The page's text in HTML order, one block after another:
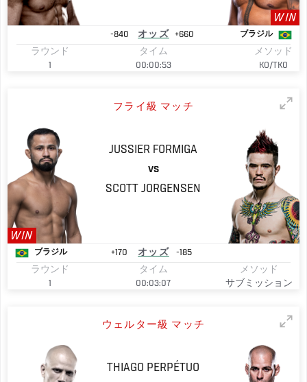
WIN
-840 オッズ +660 ブラジル
ラウンド
1
タイム
00:00:53
メソッド
KO/TKO
フライ級 マッチ
WIN
JUSSIER FORMIGA
VS
SCOTT JORGENSEN
ブラジル +170 オッズ
-185
ラウンド
1
タイム
00:03:07
メソッド
サブミッション
ウェルター級 マッチ
THIAGO PERPÉTUO